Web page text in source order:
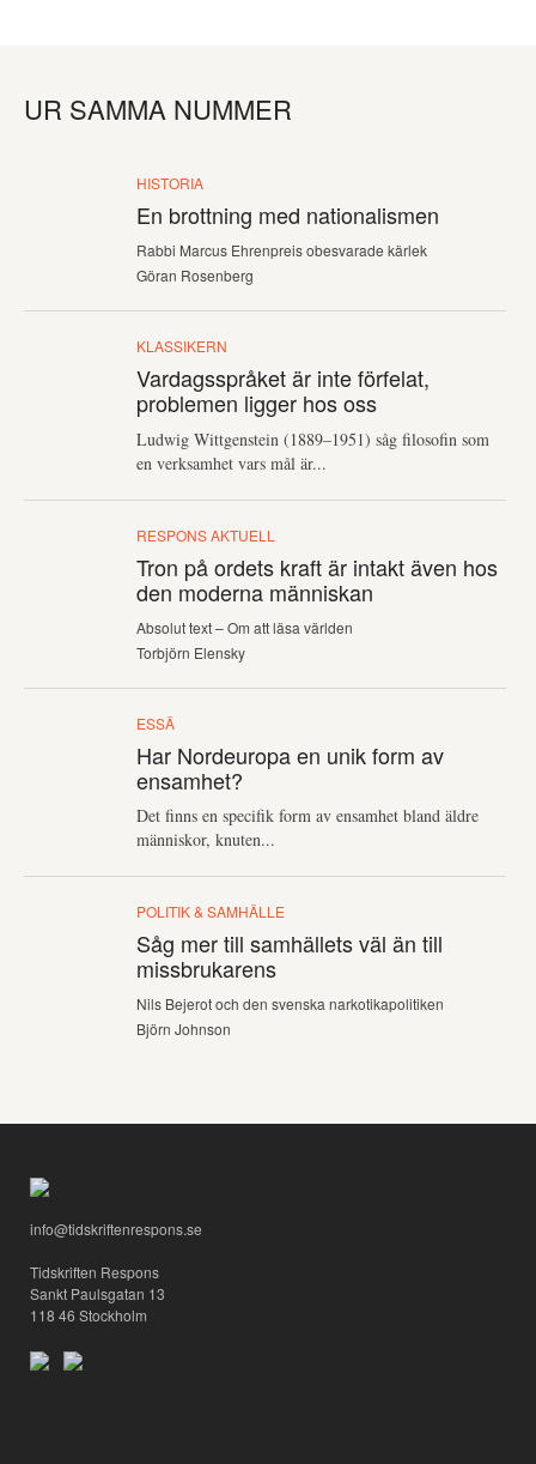
UR SAMMA NUMMER
HISTORIA
En brottning med nationalismen
Rabbi Marcus Ehrenpreis obesvarade kärlek
Göran Rosenberg
KLASSIKERN
Vardagsspråket är inte förfelat,
problemen ligger hos oss
Ludwig Wittgenstein (1889–1951) såg filosofin som
en verksamhet vars mål är...
RESPONS AKTUELL
Tron på ordets kraft är intakt även hos
den moderna människan
Absolut text – Om att läsa världen
Torbjörn Elensky
ESSÄ
Har Nordeuropa en unik form av
ensamhet?
Det finns en specifik form av ensamhet bland äldre
människor, knuten...
POLITIK & SAMHÄLLE
Såg mer till samhällets väl än till
missbrukarens
Nils Bejerot och den svenska narkotikapolitiken
Björn Johnson
info@tidskriftenrespons.se
Tidskriften Respons
Sankt Paulsgatan 13
118 46 Stockholm